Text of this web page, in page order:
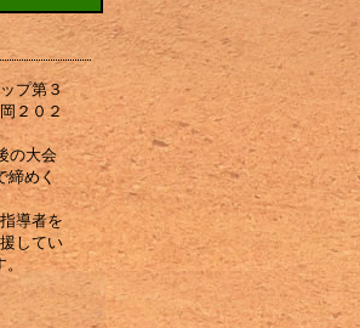
プ第３
２０２
の大会
締めく
導者を
してい